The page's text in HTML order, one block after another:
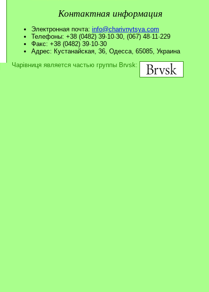
Контактная информация
Электронная почта: info@charivnytsya.com
Телефоны: +38 (0482) 39·10·30, (067) 48·11·229
Факс: +38 (0482) 39·10·30
Адрес: Кустанайская, 36, Одесса, 65085, Украина
Чарівниця является частью группы Brvsk: